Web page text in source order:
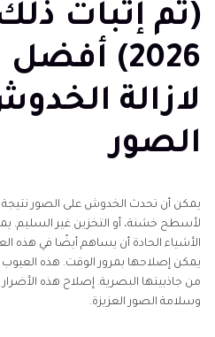
(تم إثبات
2026)
لازالة
الصور
يمكن أن تحدث الخدوش على الصور
لأسطح خشنة، أو التخزين غير السليم.
الأشياء الحادة أن يساهم أيضًا في هذه
يمكن إصلاحها بمرور الوقت. هذه العيوب
من جاذبيتها البصرية. إصلاح هذه
وسلامة الصور العزيزة.